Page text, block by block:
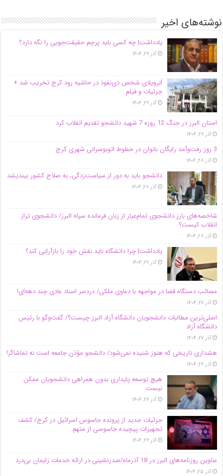
نوشته‌های اخیر
یادداشت| ‌چه کسی باید پرچم حقیقت‌جویی را نگه دارد؟
آذر ۲۹, ۱۴۰۴
اَبَر‌ویلای شخص ذی‌نفوذ در حاشیه‌ رود کرج تخریب شد +
جزئیات و فیلم
آذر ۲۹, ۱۴۰۴
استان البرز در جنگ 12 روزه 7 شهید دانشجو تقدیم انقلاب کرد
آذر ۲۹, ۱۴۰۴
3 روز رفت‌وآمد رایگان بانوان در خطوط اتوبوسرانی شهری کرج
آذر ۲۸, ۱۴۰۴
دانشجو باید به دور از سیاست‌زدگی، به صلاح کشور بیندیشد
آذر ۲۸, ۱۴۰۴
شاخصه‌های بارز دانشجوی تمام‌عیار از زبان فرمانده سپاه البرز/ دانشجوی تراز
انقلاب کیست؟
آذر ۲۸, ۱۴۰۴
یادداشت| چرا دانشگاه باید نقش خود را بازآرایی کند؟
آذر ۲۷, ۱۴۰۴
مصائب دستگاه قضا در مواجهه با دعاوی ملکی/ دردسر اسناد عادی چند‌ دهه‌ای!
آذر ۲۷, ۱۴۰۴
اصلی‌ترین مطالبات دانشجویان دانشگاه آزاد البرز چیست؟/ گفت‌وگو با رئیس
دانشگاه آز‌اد
آذر ۲۷, ۱۴۰۴
هشداری تاریخی که هنوز شنیده نمی‌شود/ دانشجو مؤذن جامعه است نه تماشاگر!
آذر ۲۶, ۱۴۰۴
هیچ توسعه پایداری بدون همراهی دانشجویان ممکن
نیست
آذر ۲۶, ۱۴۰۴
جزئیات جدید از پرونده جاسوس اسرائیل در کرج/‌ کشف
تجهیزات پیچیده جاسوسی از متهم
آذر ۲۶, ۱۴۰۴
عناوین روزنامه‌های البرز در ‌18 آذرماه/صدرنشینی در ارائه خدمات زایمان بی‌درد
آذر ۲۵, ۱۴۰۴